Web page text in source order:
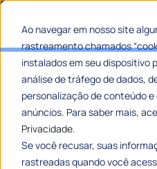
Ao navegar em nosso site
rastreamento chamados
instalados em seu dispositivo
análise de tráfego de dados,
personalização de conteúdo
anúncios. Para saber mais,
Privacidade.
Se você recusar, suas
rastreadas quando você
Concorrência:
modalidade de
PorMariana Dutra Dos Santos
7 Min De Leitura